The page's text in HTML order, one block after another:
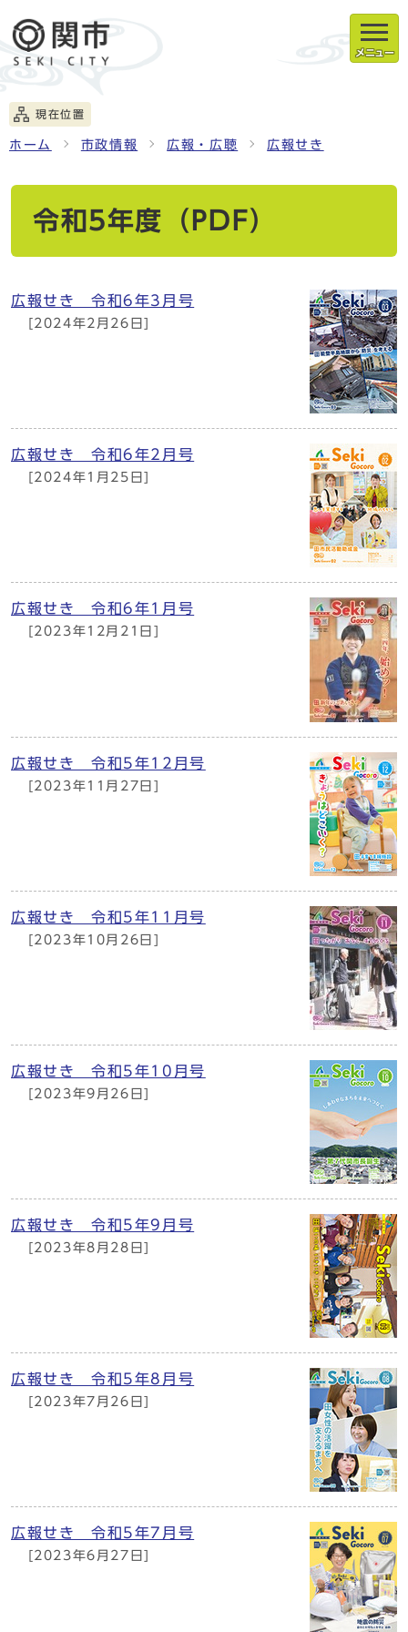
メニュー
現在位置
ホーム 市政情報 広報・広聴 広報せき
令和5年度（PDF）
広報せき 令和6年3月号
[2024年2月26日]
広報せき 令和6年2月号
[2024年1月25日]
広報せき 令和6年1月号
[2023年12月21日]
広報せき 令和5年12月号
[2023年11月27日]
広報せき 令和5年11月号
[2023年10月26日]
広報せき 令和5年10月号
[2023年9月26日]
広報せき 令和5年9月号
[2023年8月28日]
広報せき 令和5年8月号
[2023年7月26日]
広報せき 令和5年7月号
[2023年6月27日]